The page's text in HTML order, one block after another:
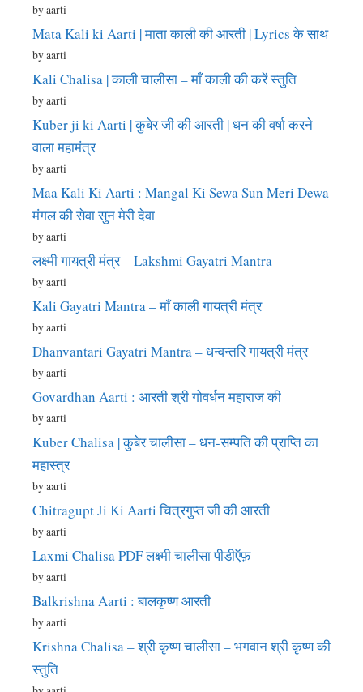
by aarti
Mata Kali ki Aarti | माता काली की आरती | Lyrics के साथ
by aarti
Kali Chalisa | काली चालीसा – माँ काली की करें स्तुति
by aarti
Kuber ji ki Aarti | कुबेर जी की आरती | धन की वर्षा करने
वाला महामंत्र
by aarti
Maa Kali Ki Aarti : Mangal Ki Sewa Sun Meri Dewa
मंगल की सेवा सुन मेरी देवा
by aarti
लक्ष्मी गायत्री मंत्र – Lakshmi Gayatri Mantra
by aarti
Kali Gayatri Mantra – माँ काली गायत्री मंत्र
by aarti
Dhanvantari Gayatri Mantra – धन्वन्तरि गायत्री मंत्र
by aarti
Govardhan Aarti : आरती श्री गोवर्धन महाराज की
by aarti
Kuber Chalisa | कुबेर चालीसा – धन-सम्पति की प्राप्ति का
महास्त्र
by aarti
Chitragupt Ji Ki Aarti चित्रगुप्त जी की आरती
by aarti
Laxmi Chalisa PDF लक्ष्मी चालीसा पीडीऍफ़
by aarti
Balkrishna Aarti : बालकृष्ण आरती
by aarti
Krishna Chalisa – श्री कृष्ण चालीसा – भगवान श्री कृष्ण की
स्तुति